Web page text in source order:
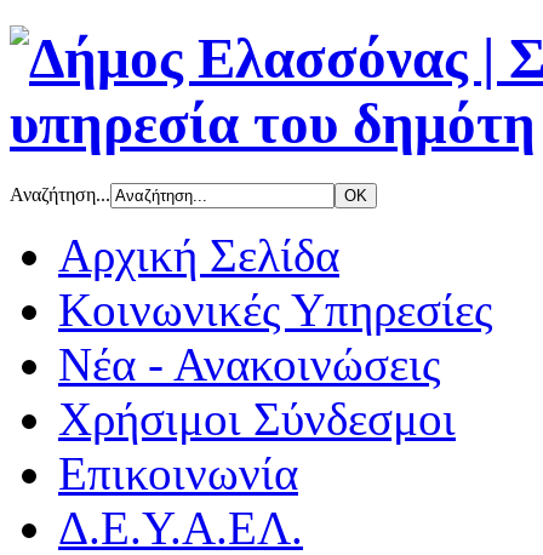
Αναζήτηση...
Αρχική Σελίδα
Κοινωνικές Υπηρεσίες
Νέα - Ανακοινώσεις
Χρήσιμοι Σύνδεσμοι
Επικοινωνία
Δ.Ε.Υ.Α.ΕΛ.